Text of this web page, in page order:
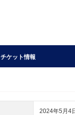
チケット情報
2024年5月4